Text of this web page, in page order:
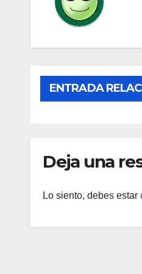
ENTRADA
Deja una
Lo siento, debes estar